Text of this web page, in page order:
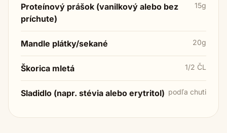
Proteínový prášok (vanilkový alebo bez
príchute)
15g
Mandle plátky/sekané 20g
Škorica mletá 1/2 ČL
Sladidlo (napr. stévia alebo erytritol) podľa chuti